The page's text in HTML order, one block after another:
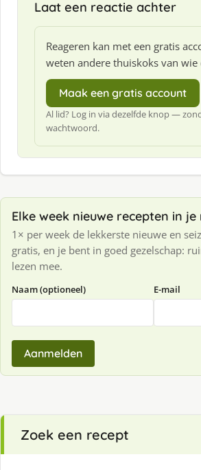
Laat een reactie achter
Reageren kan met een gratis
weten andere thuiskoks van
Maak een gratis account
Al lid? Log in via dezelfde knop —
wachtwoord.
Elke week nieuwe recepten in je
1× per week de lekkerste nieuwe en
gratis, en je bent in goed gezelschap:
lezen mee.
Naam (optioneel) E-mail
Aanmelden
Zoek een recept